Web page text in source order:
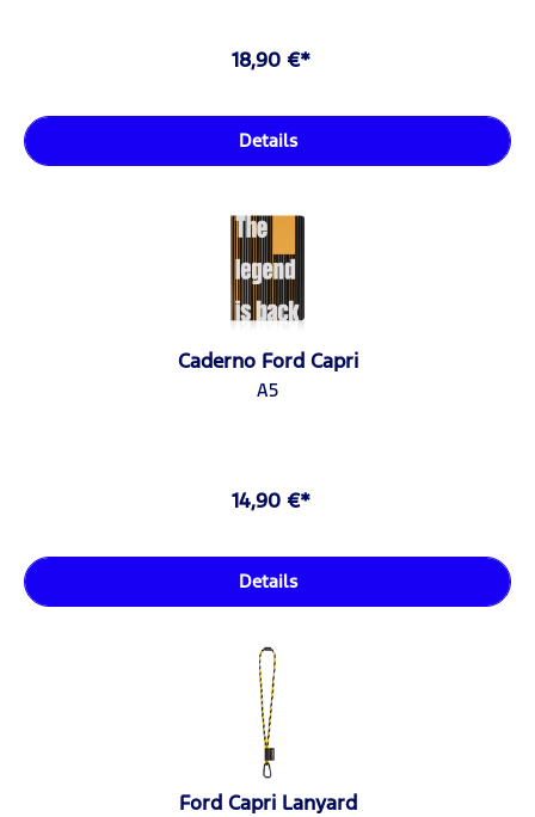
18,90 €*
Details
Caderno Ford Capri
A5
14,90 €*
Details
Ford Capri Lanyard